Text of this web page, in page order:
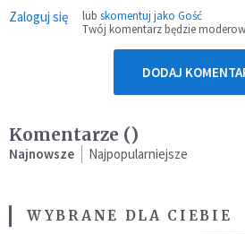
Zaloguj się lub skomentuj jako Gość
Twój komentarz będzie
DODAJ
Komentarze ()
Najnowsze Najpopularniejsze
WYBRANE DLA CIEBIE